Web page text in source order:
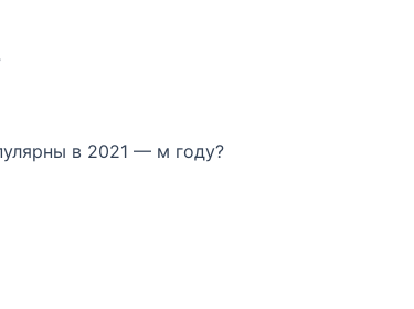
в 2021 — м году?